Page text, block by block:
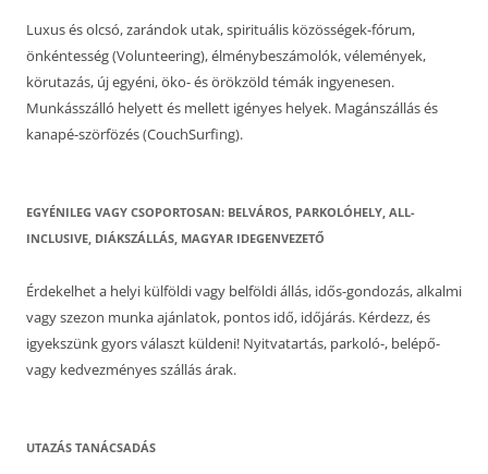
Luxus és olcsó, zarándok utak, spirituális közösségek-fórum,
önkéntesség (Volunteering), élménybeszámolók, vélemények,
körutazás, új egyéni, öko- és örökzöld témák ingyenesen.
Munkásszálló helyett és mellett igényes helyek. Magánszállás és
kanapé-szörfözés (CouchSurfing).
EGYÉNILEG VAGY CSOPORTOSAN: BELVÁROS, PARKOLÓHELY, ALL-
INCLUSIVE, DIÁKSZÁLLÁS, MAGYAR IDEGENVEZETŐ
Érdekelhet a helyi külföldi vagy belföldi állás, idős-gondozás, alkalmi
vagy szezon munka ajánlatok, pontos idő, időjárás. Kérdezz, és
igyekszünk gyors választ küldeni! Nyitvatartás, parkoló-, belépő-
vagy kedvezményes szállás árak.
UTAZÁS TANÁCSADÁS